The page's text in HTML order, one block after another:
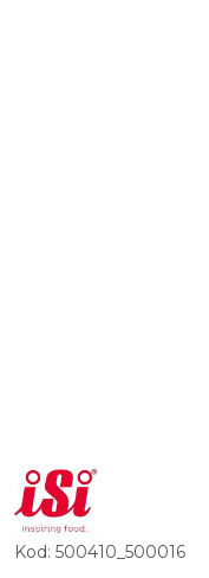
LOGO
AUSTRIACKIEGO
PRODUCENTA
PROFESJONALNYCH
SYFONÓW
IKod: 500410_500016